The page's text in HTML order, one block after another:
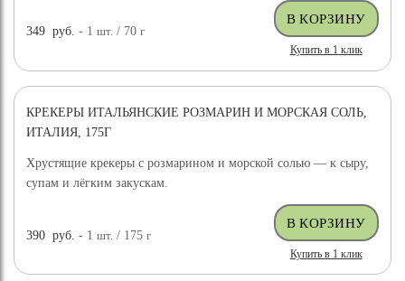
349 руб. - 1шт. / 70г
Купить в 1 клик
КРЕКЕРЫ ИТАЛЬЯНСКИЕ РОЗМАРИН И МОРСКАЯ СОЛЬ,
ИТАЛИЯ, 175Г
Хрустящие крекеры с розмарином и морской солью — к сыру,
супам и лёгким закускам.
390 руб. - 1шт. / 175г
Купить в 1 клик